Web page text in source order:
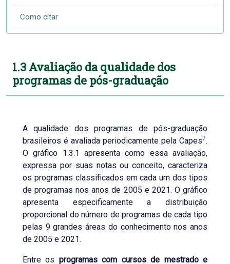
Como citar
1.3 Avaliação da qualidade dos
programas de pós-graduação
A qualidade dos programas de pós-graduação
brasileiros é avaliada periodicamente pela Capes7.
O gráfico 1.3.1 apresenta como essa avaliação,
expressa por suas notas ou conceito, caracteriza
os programas classificados em cada um dos tipos
de programas nos anos de 2005 e 2021. O gráfico
apresenta especificamente a distribuição
proporcional do número de programas de cada tipo
pelas 9 grandes áreas do conhecimento nos anos
de 2005 e 2021.
Entre os programas com cursos de mestrado e